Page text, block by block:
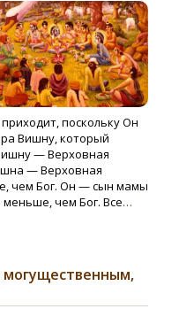
поскольку Он
Вишну, который
— Верховная
— Верховная
чем Бог. Он — сын мамы
чем Бог. Все…